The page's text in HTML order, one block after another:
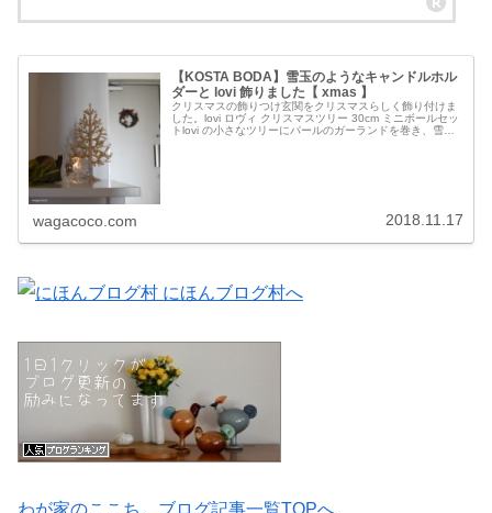
【KOSTA BODA】雪玉のようなキャンドルホル
ダーと lovi 飾りました【 xmas 】
クリスマスの飾りつけ玄関をクリスマスらしく飾り付けま
した。lovi ロヴィ クリスマスツリー 30cm ミニボールセッ
トlovi の小さなツリーにパールのガーランドを巻き、雪玉
wagacoco.com 2018.11.17